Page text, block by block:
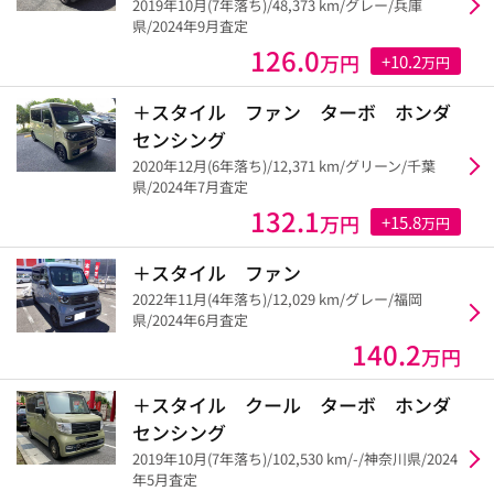
2019年10月(7年落ち)/48,373 km/グレー/兵庫
県/2024年9月査定
126.0万円 +10.2万円
＋スタイル ファン ターボ ホンダ
センシング
2020年12月(6年落ち)/12,371 km/グリーン/千葉
県/2024年7月査定
132.1万円 +15.8万円
＋スタイル ファン
2022年11月(4年落ち)/12,029 km/グレー/福岡
県/2024年6月査定
140.2万円
＋スタイル クール ターボ ホンダ
センシング
2019年10月(7年落ち)/102,530 km/-/神奈川県/2024
年5月査定